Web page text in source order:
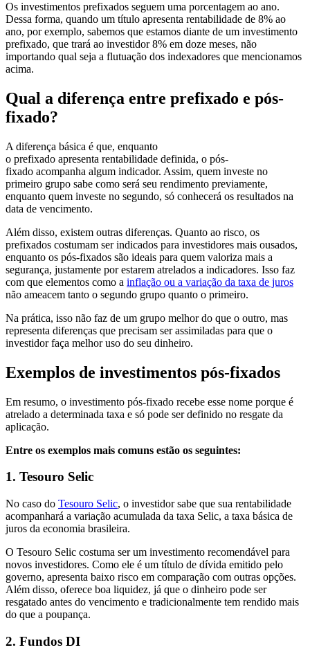
Os investimentos prefixados seguem uma porcentagem ao ano.
Dessa forma, quando um título apresenta rentabilidade de 8% ao
ano, por exemplo, sabemos que estamos diante de um investimento
prefixado, que trará ao investidor 8% em doze meses, não
importando qual seja a flutuação dos indexadores que mencionamos
acima.
Qual a diferença entre prefixado e pós-
fixado?
A diferença básica é que, enquanto
o prefixado apresenta rentabilidade definida, o pós-
fixado acompanha algum indicador. Assim, quem investe no
primeiro grupo sabe como será seu rendimento previamente,
enquanto quem investe no segundo, só conhecerá os resultados na
data de vencimento.
Além disso, existem outras diferenças. Quanto ao risco, os
prefixados costumam ser indicados para investidores mais ousados,
enquanto os pós-fixados são ideais para quem valoriza mais a
segurança, justamente por estarem atrelados a indicadores. Isso faz
com que elementos como a inflação ou a variação da taxa de juros
não ameacem tanto o segundo grupo quanto o primeiro.
Na prática, isso não faz de um grupo melhor do que o outro, mas
representa diferenças que precisam ser assimiladas para que o
investidor faça melhor uso do seu dinheiro.
Exemplos de investimentos pós-fixados
Em resumo, o investimento pós-fixado recebe esse nome porque é
atrelado a determinada taxa e só pode ser definido no resgate da
aplicação.
Entre os exemplos mais comuns estão os seguintes:
1. Tesouro Selic
No caso do Tesouro Selic, o investidor sabe que sua rentabilidade
acompanhará a variação acumulada da taxa Selic, a taxa básica de
juros da economia brasileira.
O Tesouro Selic costuma ser um investimento recomendável para
novos investidores. Como ele é um título de dívida emitido pelo
governo, apresenta baixo risco em comparação com outras opções.
Além disso, oferece boa liquidez, já que o dinheiro pode ser
resgatado antes do vencimento e tradicionalmente tem rendido mais
do que a poupança.
2. Fundos DI